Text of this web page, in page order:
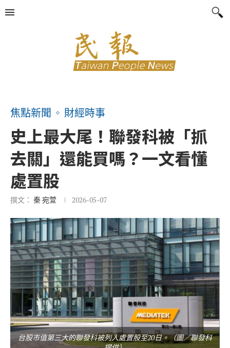
焦點新聞 財經時事
史上最大尾！聯發科被「抓
去關」還能買嗎？一文看懂
處置股
撰文： 秦 宛萱 2026-05-07
台股市值第三大的聯發科被列入處置股至20日。（圖／聯發科